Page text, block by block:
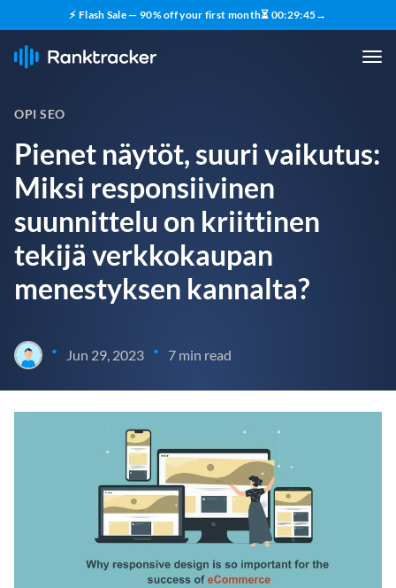
⚡ Flash Sale — 90% off your first month⏳ 00:29:44→
OPI SEO
Pienet näytöt, suuri vaikutus:
Miksi responsiivinen
suunnittelu on kriittinen
tekijä verkkokaupan
menestyksen kannalta?
• Jun 29, 2023 • 7 min read